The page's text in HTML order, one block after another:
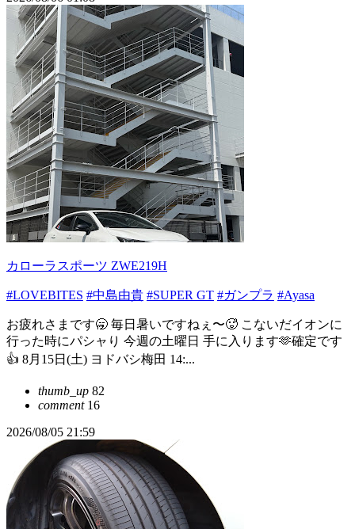
カローラスポーツ ZWE219H
#LOVEBITES #中島由貴 #SUPER GT #ガンプラ #Ayasa
お疲れさまです🥱 毎日暑いですねぇ〜🥵 こないだイオンに
行った時にパシャり 今週の土曜日 手に入ります🫶確定です
👍 8月15日(土) ヨドバシ梅田 14:...
thumb_up 82
comment16
2026/08/05 21:59